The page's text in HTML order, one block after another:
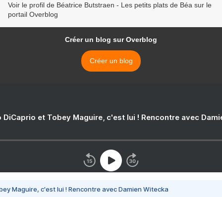
Voir le profil de Béatrice Butstraen - Les petits plats de Béa sur le
portail Overblog
Créer un blog sur Overblog
Créer un blog
DiCaprio et Tobey Maguire, c'est lui ! Rencontre avec
Maguire, c'est lui ! Rencontre avec Damien Witecka